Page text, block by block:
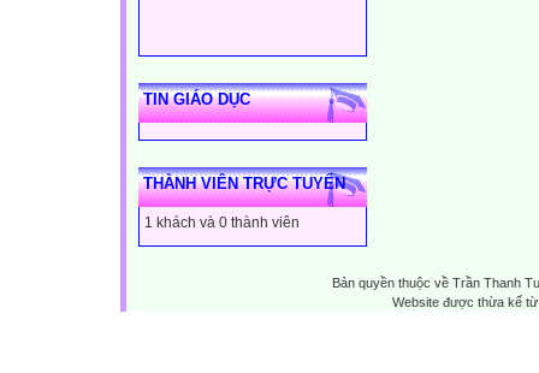
TIN GIÁO DỤC
THÀNH VIÊN TRỰC TUYẾN
1 khách và 0 thành viên
Bản quyền thuộc về Trần Thanh
Website được thừa kế